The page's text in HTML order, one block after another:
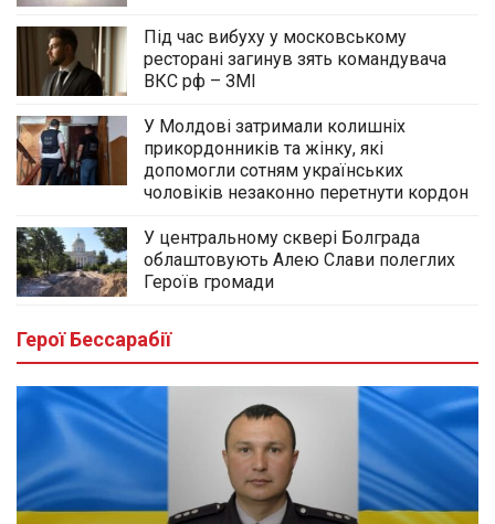
Під час вибуху у московському
ресторані загинув зять командувача
ВКС рф – ЗМІ
У Молдові затримали колишніх
прикордонників та жінку, які
допомогли сотням українських
чоловіків незаконно перетнути кордон
У центральному сквері Болграда
облаштовують Алею Слави полеглих
Героїв громади
Герої Бессарабії